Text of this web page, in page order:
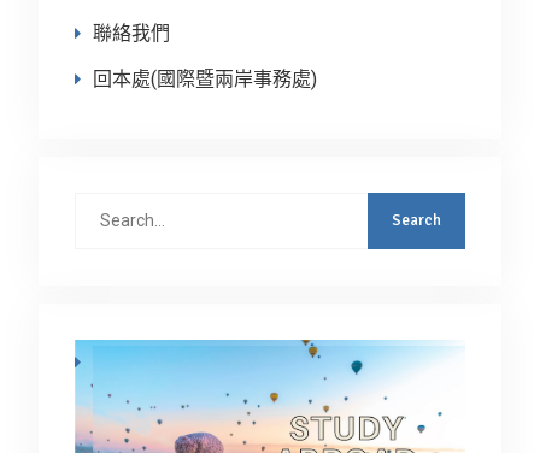
聯絡我們
回本處(國際暨兩岸事務處)